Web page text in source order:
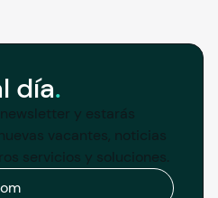
día.
y estarás
vacantes, noticias
servicios y soluciones.